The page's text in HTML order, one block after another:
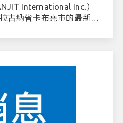
International Inc.）
古納省卡布堯市的最新生
展現我們推動全球半導體